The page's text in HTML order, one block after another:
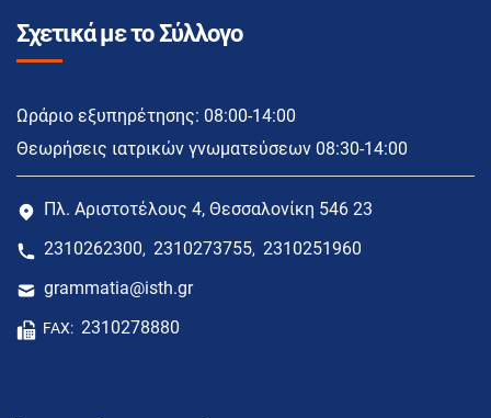
Σχετικά με το Σύλλογο
Ωράριο εξυπηρέτησης: 08:00-14:00
Θεωρήσεις ιατρικών γνωματεύσεων 08:30-14:00
Πλ. Αριστοτέλους 4, Θεσσαλονίκη 546 23
2310262300, 2310273755, 2310251960
grammatia@isth.gr
FAX: 2310278880